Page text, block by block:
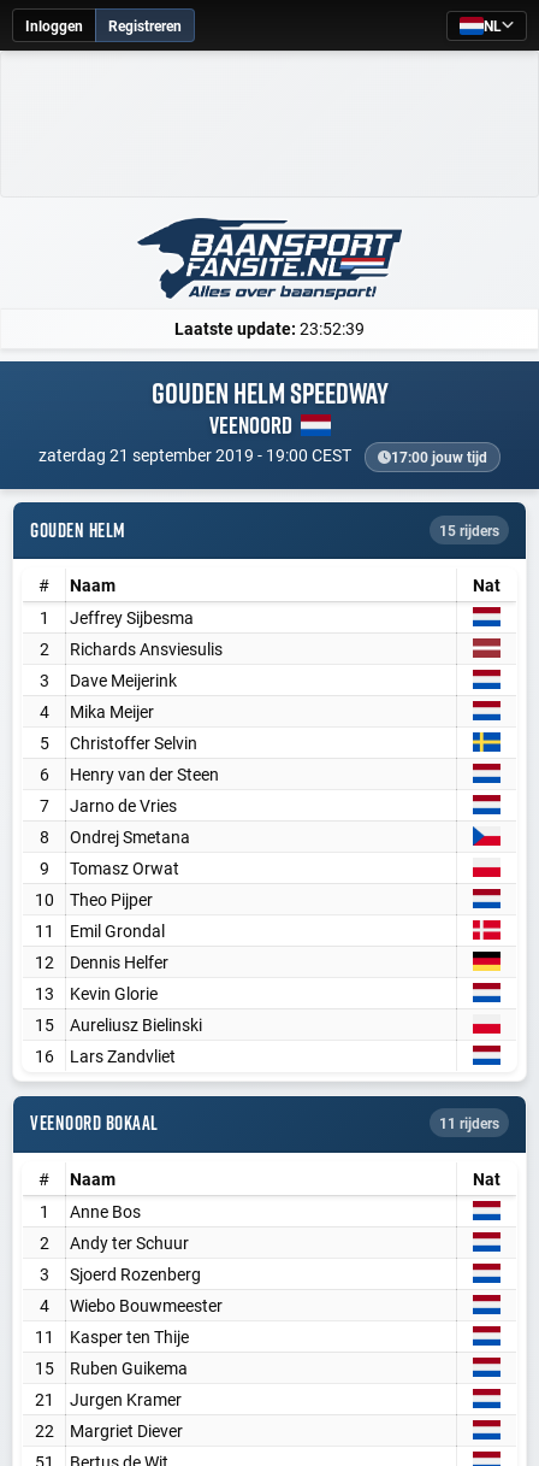
Inloggen Registreren NL
Laatste update: 23:52:39
Gouden Helm Speedway
Veenoord
zaterdag 21 september 2019 - 19:00 CEST 17:00 jouw tijd
GOUDEN HELM 15 rijders
# Naam
Nat
1
Jeffrey Sijbesma
2
Richards Ansviesulis
3
Dave Meijerink
4
Mika Meijer
5
Christoffer Selvin
6
Henry van der Steen
7
Jarno de Vries
8
Ondrej Smetana
9
Tomasz Orwat
10
Theo Pijper
11
Emil Grondal
12
Dennis Helfer
13
Kevin Glorie
15
Aureliusz Bielinski
16
Lars Zandvliet
VEENOORD BOKAAL 11 rijders
# Naam
Nat
1
Anne Bos
2
Andy ter Schuur
3
Sjoerd Rozenberg
4
Wiebo Bouwmeester
11
Kasper ten Thije
15
Ruben Guikema
21
Jurgen Kramer
22
Margriet Diever
51
Bertus de Wit
WORD LID VAN BAANSPORTFANSITE!
Blijf op de hoogte van alle baansport evenementen
Maak een gratis account aan
Steun de site
Registreer gratis